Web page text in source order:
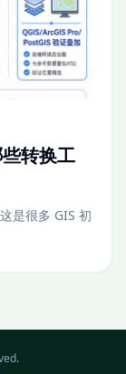
转换工
是很多 GIS 初